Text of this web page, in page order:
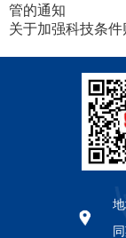
管的通知
关于加强科技条
地